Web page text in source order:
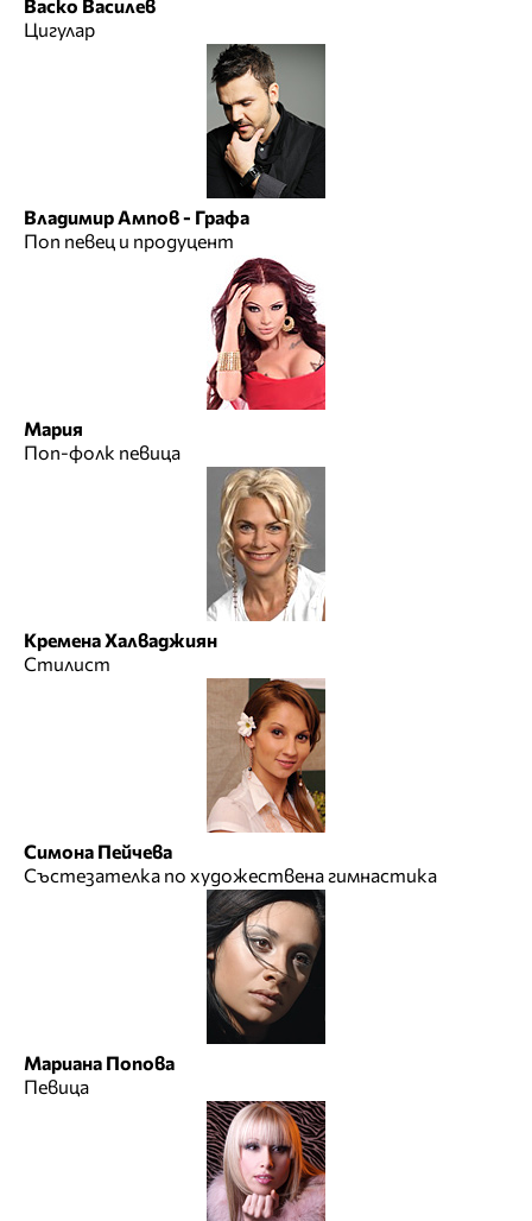
Васко Василев
Цигулар
Владимир Ампов - Графа
Поп певец и продуцент
Мария
Поп-фолк певица
Кремена Халваджиян
Стилист
Симона Пейчева
Състезателка по художествена гимнастика
Мариана Попова
Певица